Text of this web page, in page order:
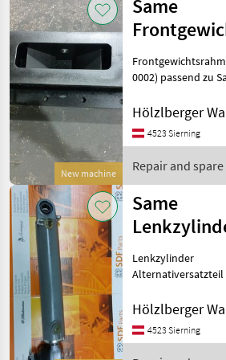
New machine
Same
0002) passend zu
spare parts Tractor
4523 Sierning
Repair and
/ Same
Same
Lenkzylinder
176.6354.4SP 18X1, 5
Gewinde 522€
169.6352.420SP 20X1, 5
4523 Sierning